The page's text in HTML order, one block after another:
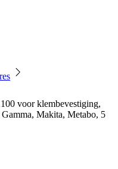
voor klembevestiging,
Makita, Metabo, 5